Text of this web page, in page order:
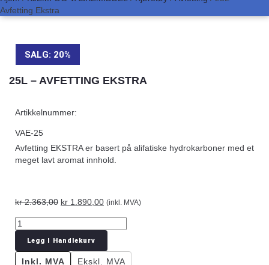
Avfetting Ekstra
SALG: 20%
25L – AVFETTING EKSTRA
Artikkelnummer:
VAE-25
Avfetting EKSTRA er basert på alifatiske hydrokarboner med et
meget lavt aromat innhold.
kr2.363,00 kr 1.890,00 (inkl. MVA)
Legg I Handlekurv
Inkl. MVA Ekskl. MVA